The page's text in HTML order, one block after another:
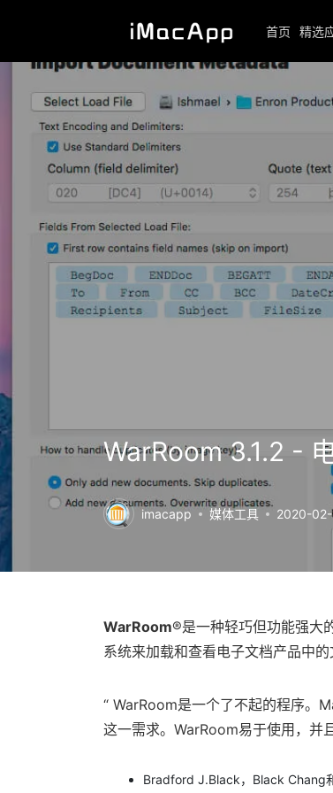
首页 精选
WarRoom 3.1.2 -
imacapp 媒体工具 2020-
WarRoom®是一种轻巧但功能强大
系统来加载和查看电子文档产品中
“ WarRoom是一个了不起的程序。
这一需求。WarRoom易于使用，并
Bradford J.Black，Black Chang